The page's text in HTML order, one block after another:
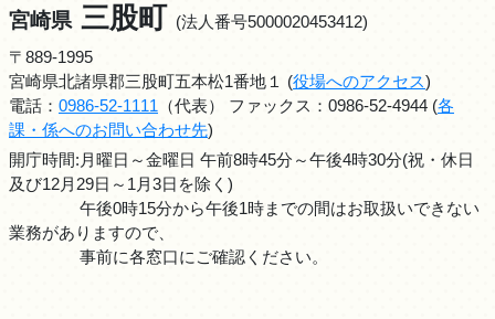
宮崎県 三股町 (法人番号5000020453412)
〒889-1995
宮崎県北諸県郡三股町五本松1番地１ (役場へのアクセス)
電話： 0986-52-1111 （代表） ファックス：0986-52-4944 (各
課・係へのお問い合わせ先)
開庁時間:月曜日～金曜日 午前8時45分～午後4時30分(祝・休日
及び12月29日～1月3日を除く)
午後0時15分から午後1時までの間はお取扱いできない
業務がありますので、
事前に各窓口にご確認ください。